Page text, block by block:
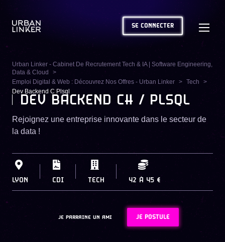
SE CONNECTER
Urban Linker - Cabinet De Recrutement Tech & IA | Software Engineering,
Data & Cloud
Emploi Digital & Web : Découvrez Nos Offres - Urban Linker
Tech
Dev Backend C Plsql
DEV BACKEND C# / PLSQL
Rejoignez une entreprise innovante dans le secteur de
la data !
LYON CDI TECH 42 À 45 €
JE PARRAINE UN AMI JE POSTULE